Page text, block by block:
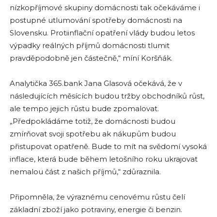
nízkopříjmové skupiny domácnosti tak očekáváme i
postupné utlumování spotřeby domácnosti na
Slovensku. Protiinflační opatření vlády budou letos
výpadky reálných příjmů domácnosti tlumit
pravděpodobně jen částečně,“ míní Koršňák.
Analytička 365.bank Jana Glasová očekává, že v
následujících měsících budou tržby obchodníků růst,
ale tempo jejich růstu bude zpomalovat.
„Předpokládáme totiž, že domácnosti budou
zmírňovat svoji spotřebu ak nákupům budou
přistupovat opatřeně. Bude to mít na svědomí vysoká
inflace, která bude během letošního roku ukrajovat
nemalou část z našich příjmů,“ zdůraznila.
Připomněla, že výraznému cenovému růstu čelí
základní zboží jako potraviny, energie či benzin.